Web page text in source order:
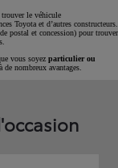
trouver le véhicule
Toyota et d’autres constructeurs.
postal et concession) pour trouver
vous soyez particulier ou
de nombreux avantages.